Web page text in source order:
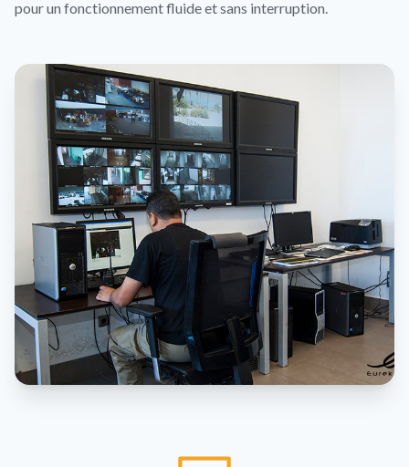
pour un fonctionnement fluide et sans interruption.